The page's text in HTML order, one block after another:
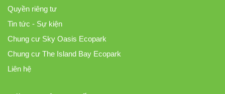
Quyền riêng tư
Tin tức - Sự kiện
Chung cư Sky Oasis Ecopark
Chung cư The Island Bay Ecopark
Liên hệ